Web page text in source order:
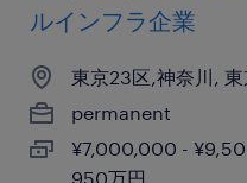
ルインフラ企業
東京23区,神奈川,
permanent
¥7,000,000 -
950万円